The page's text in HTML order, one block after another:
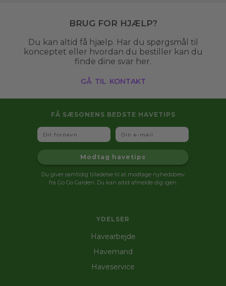
Brug for hjælp?
Du kan altid få hjælp. Har du spørgsmål til
konceptet eller hvordan du bestiller kan du
finde dine svar her.
gå til kontakt
YDELSER
Havearbejde
Havemand
Haveservice
FÅ SÆSONENS BEDSTE HAVETIPS
Fornavn Email
Modtag havetips
Du giver samtidig tilladelse til at modtage nyhedsbrev
fra Go Go Garden. Du kan altid afmelde dig igen.